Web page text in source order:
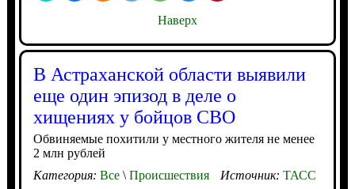
Наверх
В Астраханской области выявили
еще один эпизод в деле о
хищениях у бойцов СВО
Обвиняемые похитили у местного жителя не менее
2 млн рублей
Категория: Все\Происшествия Источник: ТАСС